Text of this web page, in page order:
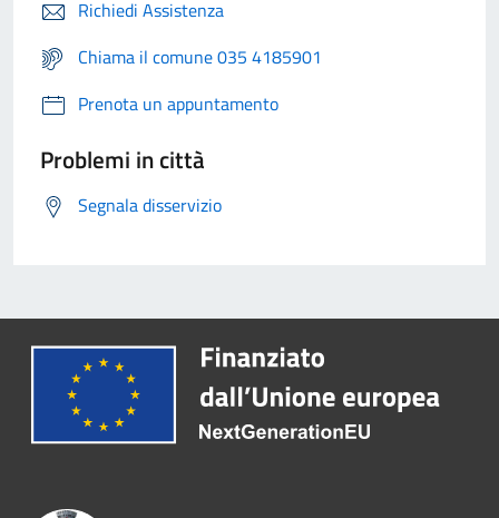
Richiedi Assistenza
Chiama il comune 035 4185901
Prenota un appuntamento
Problemi in città
Segnala disservizio